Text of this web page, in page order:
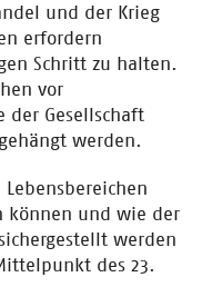
und der Krieg
erfordern
Schritt zu halten.
vor
der Gesellschaft
werden.
können und wie der
werden
des 23.